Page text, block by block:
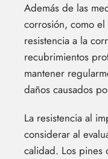
Además de las
corrosión, como
resistencia a la
recubrimientos
mantener
daños causados
La resistencia al
considerar al
calidad. Los pines